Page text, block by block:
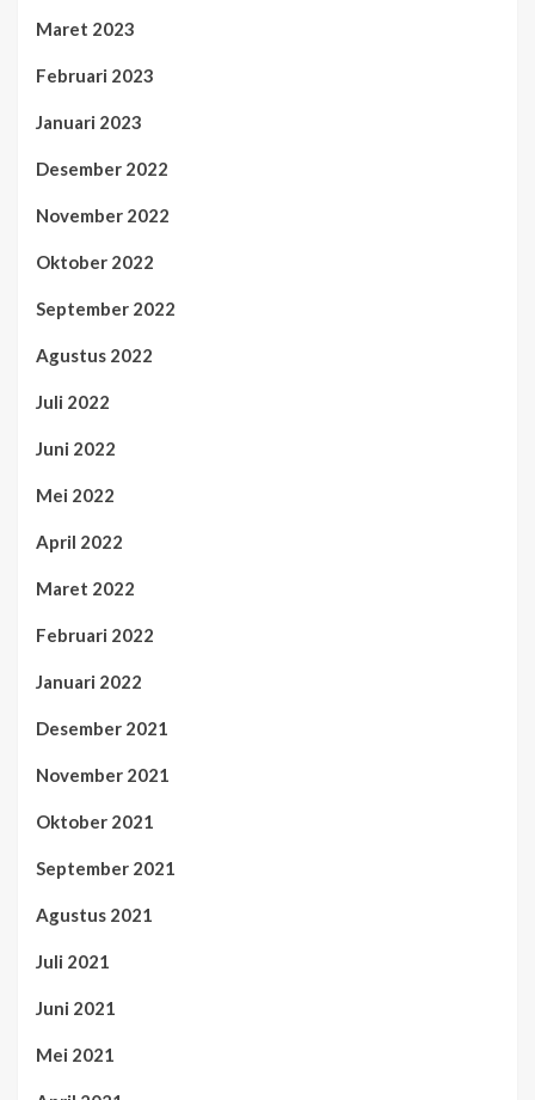
Maret 2023
Februari 2023
Januari 2023
Desember 2022
November 2022
Oktober 2022
September 2022
Agustus 2022
Juli 2022
Juni 2022
Mei 2022
April 2022
Maret 2022
Februari 2022
Januari 2022
Desember 2021
November 2021
Oktober 2021
September 2021
Agustus 2021
Juli 2021
Juni 2021
Mei 2021